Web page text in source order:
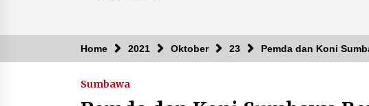
Breaking News
Kejaksaan KSB Mulai Lidik Mafia
Tanah Desa Sekongkang Bawah
Home 2021 Oktober 23 Pemda dan Koni
Sumbawa